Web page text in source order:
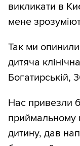
викликати в
мене
Так ми
дитяча
Богатирській,
Нас привезли
приймальному
дитину, дав